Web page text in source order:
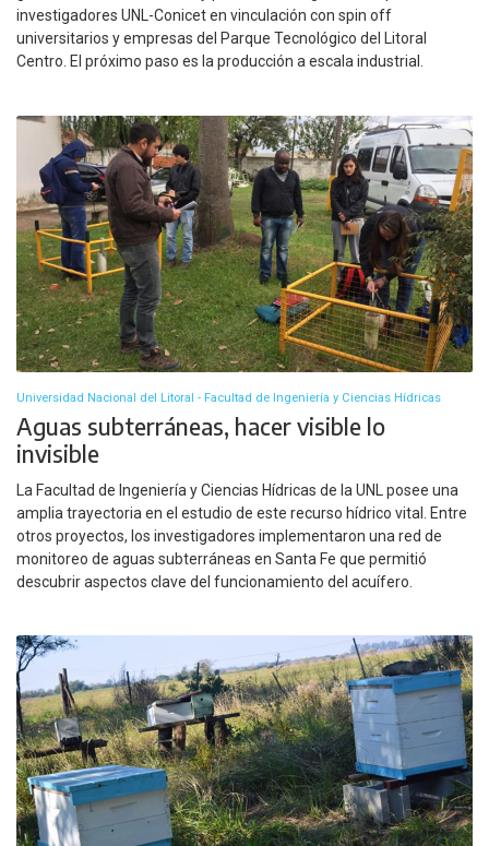
investigadores UNL-Conicet en vinculación con spin off
universitarios y empresas del Parque Tecnológico del Litoral
Centro. El próximo paso es la producción a escala industrial.
Universidad Nacional del Litoral - Facultad de Ingeniería y Ciencias Hídricas
Aguas subterráneas, hacer visible lo
invisible
La Facultad de Ingeniería y Ciencias Hídricas de la UNL posee una
amplia trayectoria en el estudio de este recurso hídrico vital. Entre
otros proyectos, los investigadores implementaron una red de
monitoreo de aguas subterráneas en Santa Fe que permitió
descubrir aspectos clave del funcionamiento del acuífero.